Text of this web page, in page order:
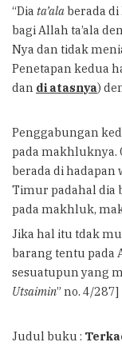
“Dia ta’alaberada di
bagi Allah ta’ala
Nya dan tidak
Penetapan kedua
dan di atasnya)
Penggabungan
pada makhluknya.
berada di hadapan
Timur padahal dia
pada makhluk,
Jika hal itu tdak
barang tentu pada
sesuatupun yang
Utsaimin” no. 4/287]
Judul buku :